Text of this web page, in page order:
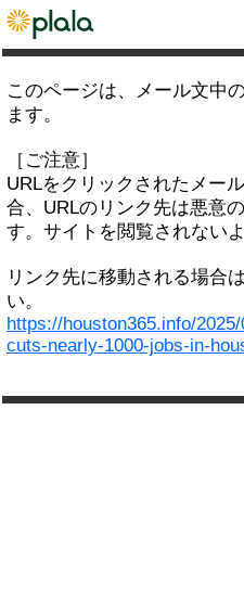
このページは、メール文中
ます。
［ご注意］
URLをクリックされたメー
合、URLのリンク先は悪意
す。サイトを閲覧されない
リンク先に移動される場合
い。
https://houston365.info/
cuts-nearly-1000-jobs-in-